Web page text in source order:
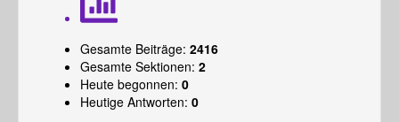
Gesamte Beiträge: 2416
Gesamte Sektionen: 2
Heute begonnen: 0
Heutige Antworten: 0